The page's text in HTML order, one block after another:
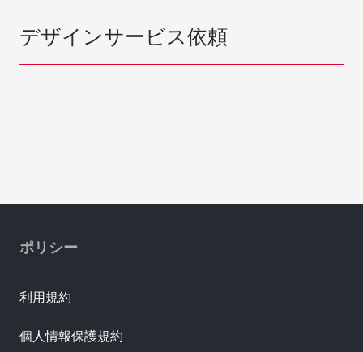
デザインサービス依頼
ポリシー
利用規約
個人情報保護規約